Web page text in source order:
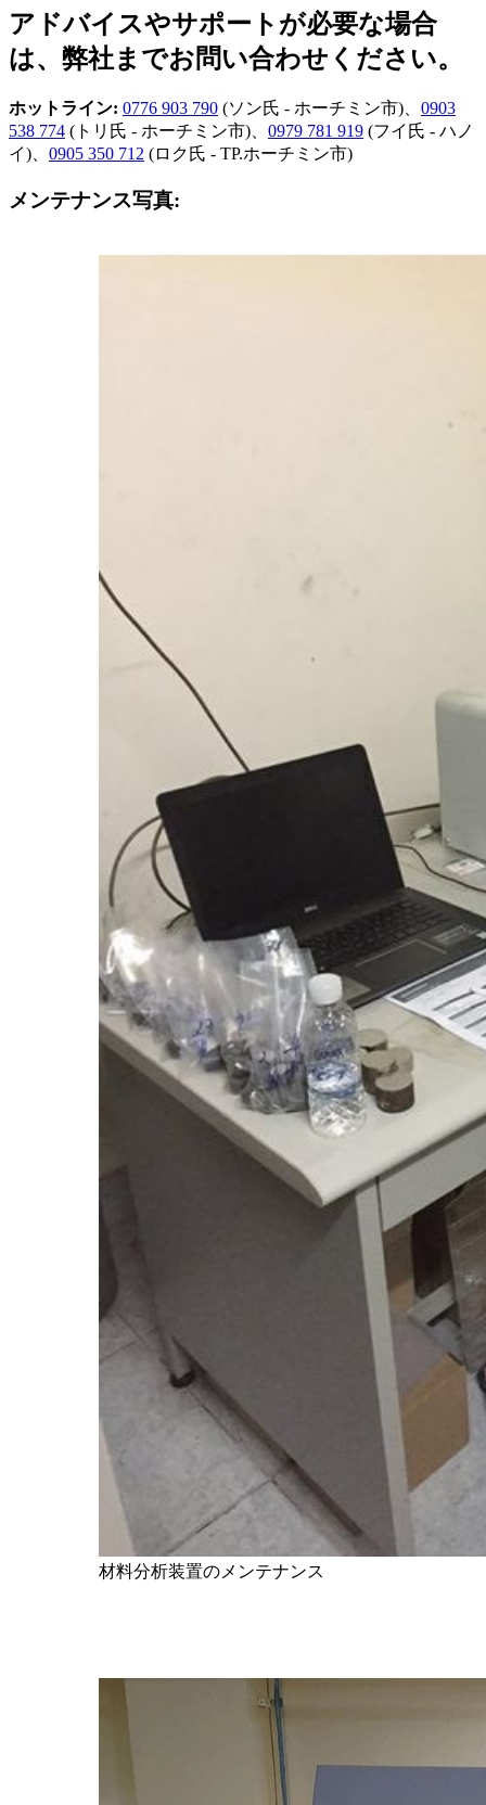
アドバイスやサポートが必要な場合
は、弊社までお問い合わせください。
ホットライン: 0776 903 790 (ソン氏 - ホーチミン市)、 0903
538 774 (トリ氏 - ホーチミン市)、 0979 781 919 (フイ氏 - ハノ
イ)、 0905 350 712 (ロク氏 - TP.ホーチミン市)
メンテナンス写真:
材料分析装置のメンテナンス